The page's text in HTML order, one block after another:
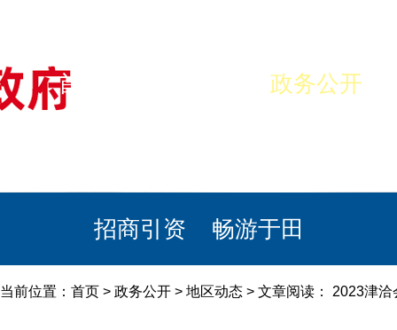
首页 政务公开
招商引资 畅游于田
当前位置： 首页 > 政务公开 > 地区动态 > 文章阅读： 2023津